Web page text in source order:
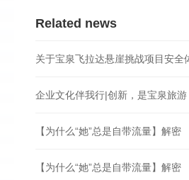
Related news
关于宝泉飞拉达悬崖挑战项目安全
企业文化伴我行|创新，是宝泉旅游
【为什么“她”总是自带流量】解密
【为什么“她”总是自带流量】解密